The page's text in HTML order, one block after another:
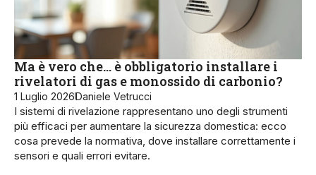
Ma è vero che… è obbligatorio installare i
rivelatori di gas e monossido di carbonio?
1 Luglio 2026Daniele Vetrucci
I sistemi di rivelazione rappresentano uno degli strumenti
più efficaci per aumentare la sicurezza domestica: ecco
cosa prevede la normativa, dove installare correttamente i
sensori e quali errori evitare.